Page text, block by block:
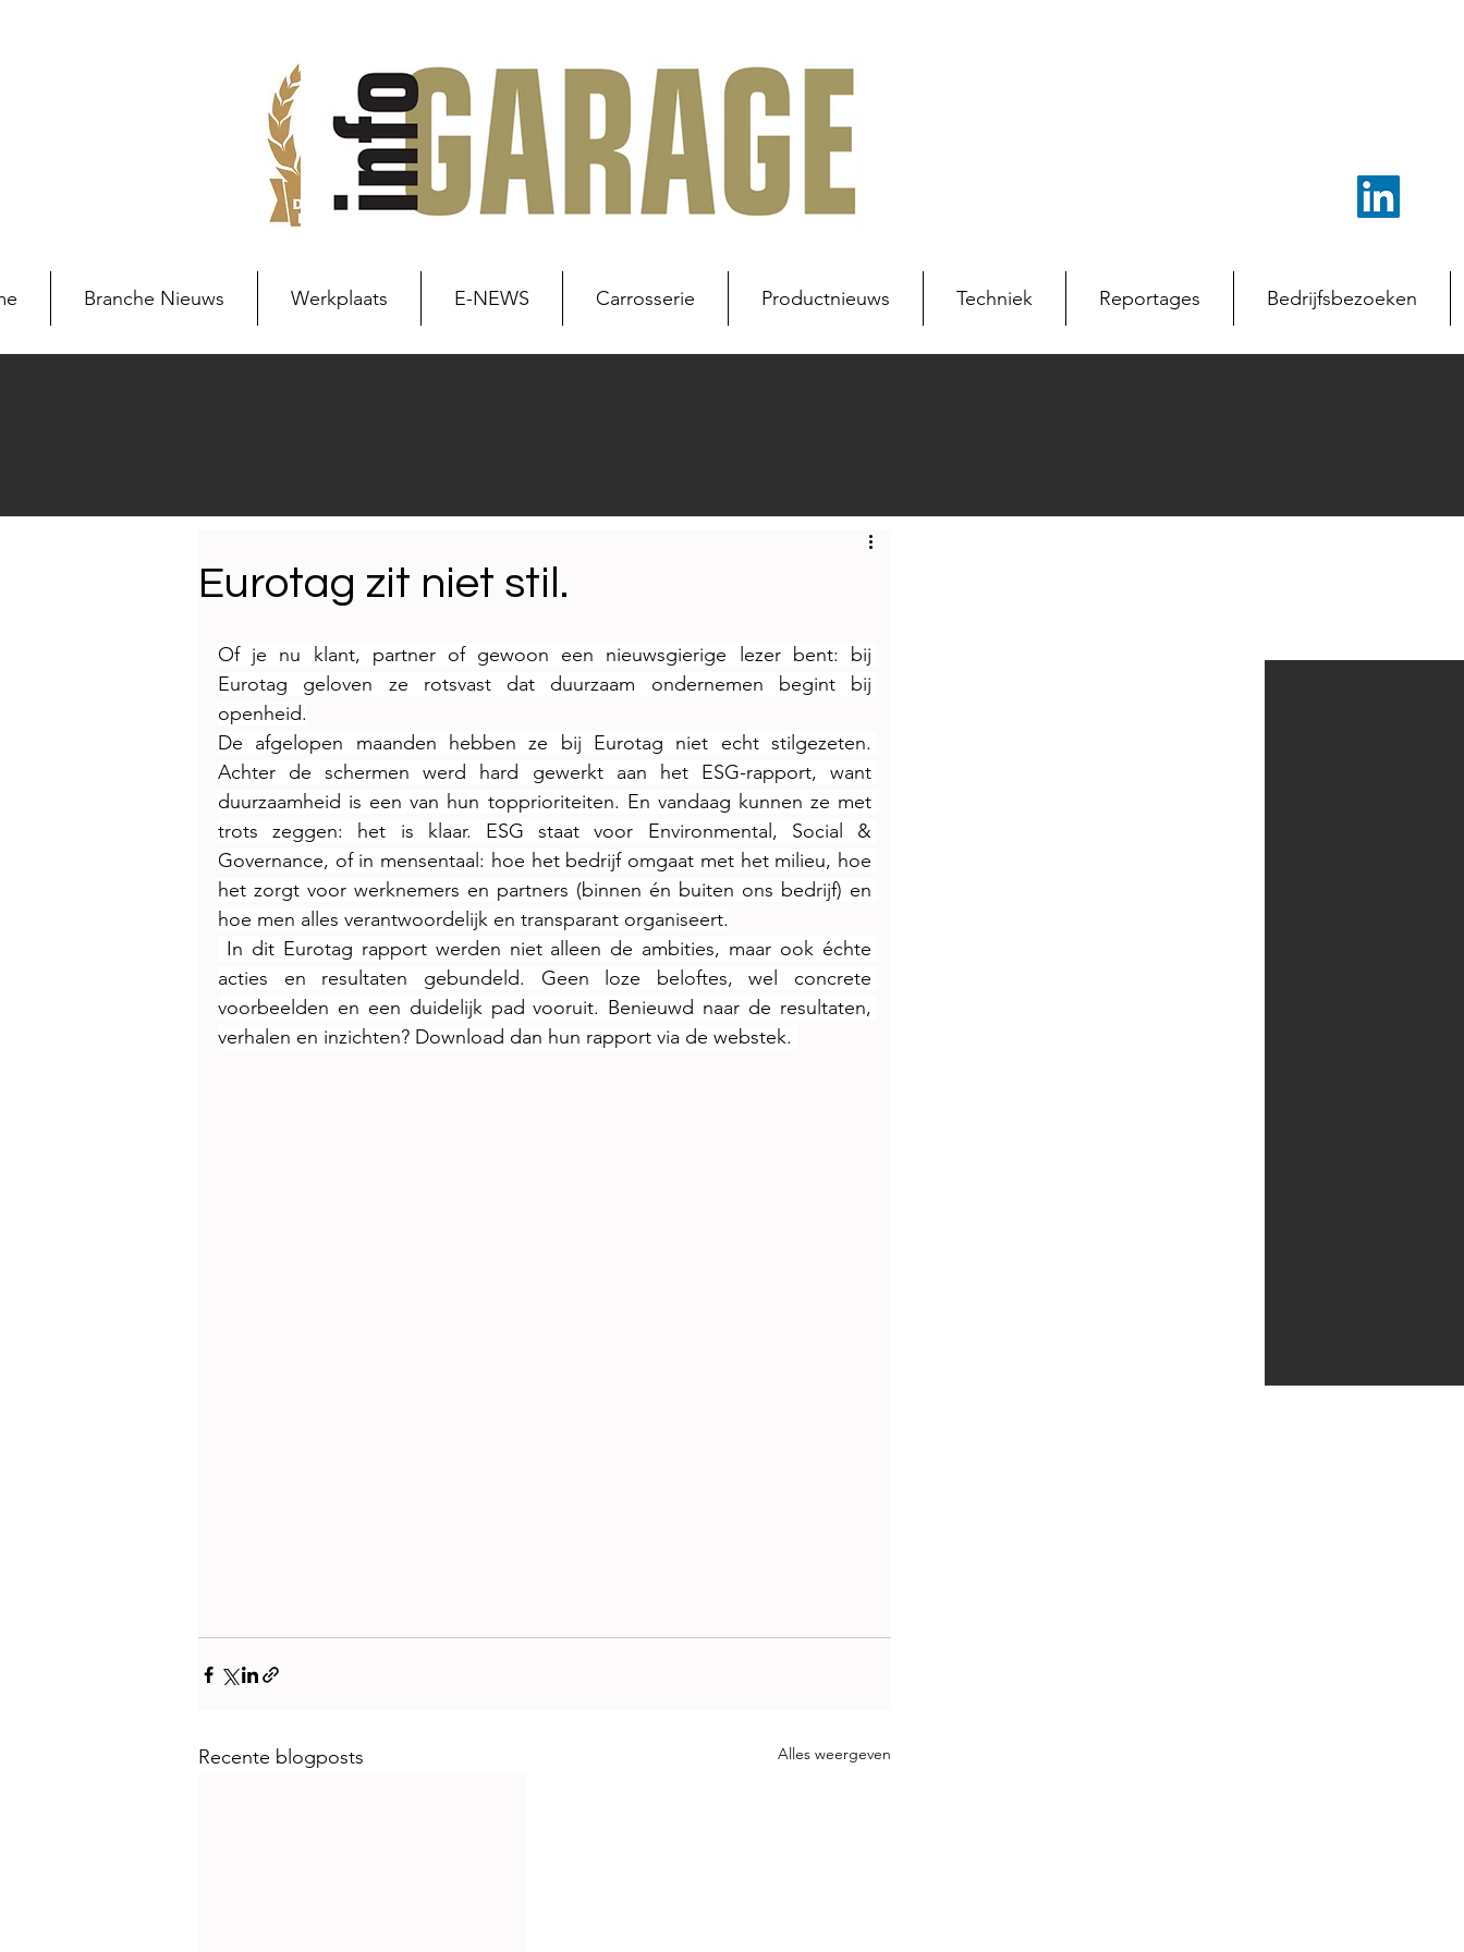
Branche Nieuws Werkplaats E-NEWS Carrosserie Productnieuws Techniek Reportages Bedrijfsbezoeken
Eurotag zit niet stil.
Of je nu klant, partner of gewoon een nieuwsgierige lezer bent: bij
Eurotag geloven ze rotsvast dat duurzaam ondernemen begint bij
openheid.
De afgelopen maanden hebben ze bij Eurotag niet echt stilgezeten.
Achter de schermen werd hard gewerkt aan het ESG-rapport, want
duurzaamheid is een van hun topprioriteiten. En vandaag kunnen ze met
trots zeggen: het is klaar. ESG staat voor Environmental, Social &
Governance, of in mensentaal: hoe het bedrijf omgaat met het milieu, hoe
het zorgt voor werknemers en partners (binnen én buiten ons bedrijf) en
hoe men alles verantwoordelijk en transparant organiseert.
In dit Eurotag rapport werden niet alleen de ambities, maar ook échte
acties en resultaten gebundeld. Geen loze beloftes, wel concrete
voorbeelden en een duidelijk pad vooruit. Benieuwd naar de resultaten,
verhalen en inzichten? Download dan hun rapport via de webstek.
Recente blogposts Alles weergeven